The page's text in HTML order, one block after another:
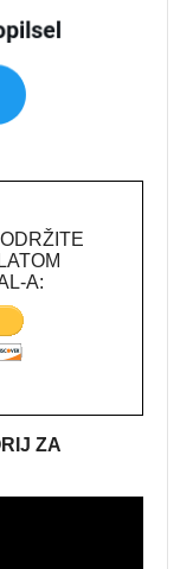
A:
ZA